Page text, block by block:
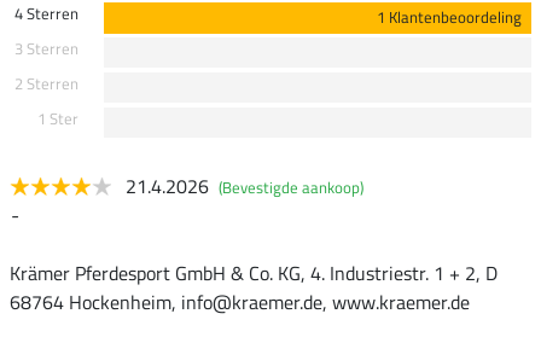
4 Sterren
1 Klantenbeoordeling
3 Sterren
2 Sterren
1 Ster
21.4.2026 (Bevestigde aankoop)
-
Krämer Pferdesport GmbH & Co. KG, 4. Industriestr. 1 + 2, D
68764 Hockenheim, info@kraemer.de, www.kraemer.de